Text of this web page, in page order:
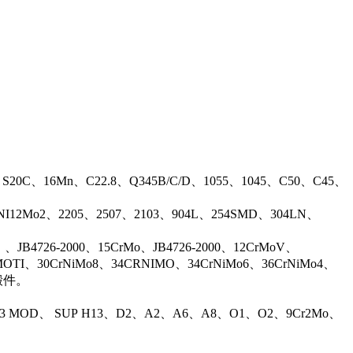
、16Mn、C22.8、Q345B/C/D、1055、1045、C50、C45、
、2205、2507、2103、904L、254SMD、304LN、
2000、15CrMo、JB4726-2000、12CrMoV、
、30CrNiMo8、34CRNIMO、34CrNiMo6、36CrNiMo4、
。
、 SUP H13、D2、A2、A6、A8、O1、O2、9Cr2Mo、